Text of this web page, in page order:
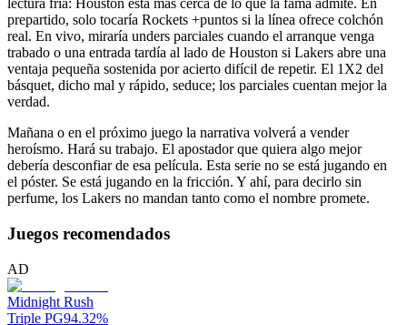
lectura fría: Houston está más cerca de lo que la fama admite. En
prepartido, solo tocaría Rockets +puntos si la línea ofrece colchón
real. En vivo, miraría unders parciales cuando el arranque venga
trabado o una entrada tardía al lado de Houston si Lakers abre una
ventaja pequeña sostenida por acierto difícil de repetir. El 1X2 del
básquet, dicho mal y rápido, seduce; los parciales cuentan mejor la
verdad.
Mañana o en el próximo juego la narrativa volverá a vender
heroísmo. Hará su trabajo. El apostador que quiera algo mejor
debería desconfiar de esa película. Esta serie no se está jugando en
el póster. Se está jugando en la fricción. Y ahí, para decirlo sin
perfume, los Lakers no mandan tanto como el nombre promete.
Juegos recomendados
AD
Midnight Rush
Triple PG94.32%